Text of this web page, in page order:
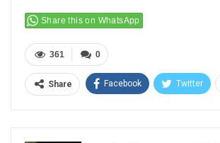
Share this on WhatsApp
0
361
Share Facebook Twitter